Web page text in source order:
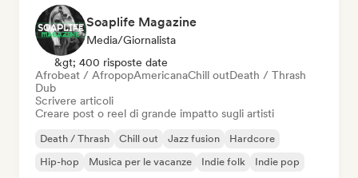
Soaplife Magazine
Media/Giornalista
&gt; 400 risposte date
Afrobeat / AfropopAmericanaChill outDeath / Thrash
Dub
Scrivere articoli
Creare post o reel di grande impatto sugli artisti
Death / Thrash Chill out Jazz fusion
Hardcore
Hip-hop
Musica per le vacanze Indie folk Indie pop